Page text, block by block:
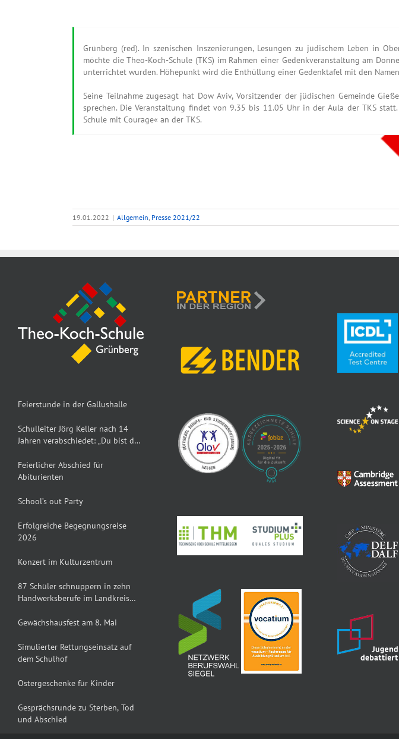
Grünberg (red). In szenischen Inszenierungen, Lesungen zu jüdischem Leben in
möchte die Theo-Koch-Schule (TKS) im Rahmen einer Gedenkveranstaltung am
unterrichtet wurden. Höhepunkt wird die Enthüllung einer Gedenktafel mit den
Seine Teilnahme zugesagt hat Dow Aviv, Vorsitzender der jüdischen Gemeinde
sprechen. Die Veranstaltung findet von 9.35 bis 11.05 Uhr in der Aula der TKS
Schule mit Courage« an der TKS.
19.01.2022 | Allgemein Presse 2021/22
Feierstunde in der Gallushalle
Schulleiter Jörg Keller nach 14
Jahren verabschiedet: „Du bist der
Feierlicher Abschied für
Abiturienten
School’s out Party
Erfolgreiche Begegnungsreise
2026
Konzert im Kulturzentrum
87 Schüler schnuppern in zehn
Handwerksberufe im Landkreis
Gewächshausfest am 8. Mai
Simulierter Rettungseinsatz auf
dem Schulhof
Ostergeschenke für Kinder
Gesprächsrunde zu Sterben, Tod
und Abschied